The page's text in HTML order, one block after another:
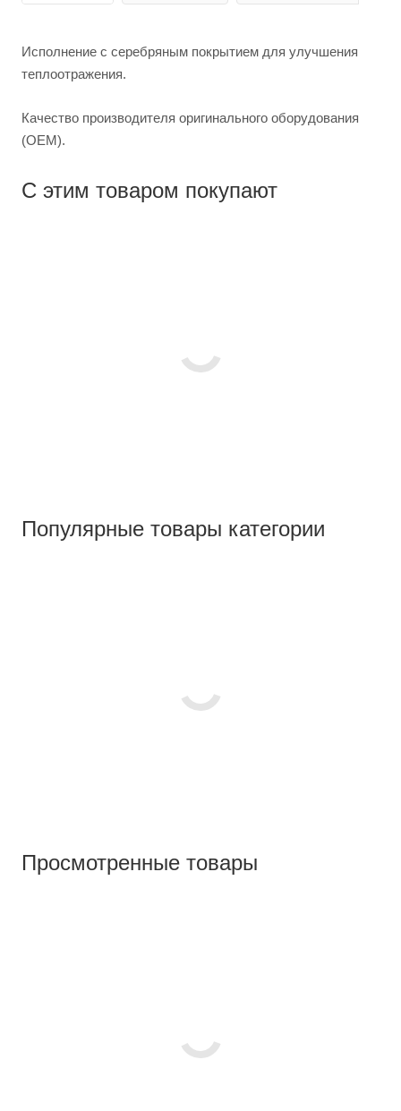
Исполнение с серебряным покрытием для улучшения
теплоотражения.
Качество производителя оригинального оборудования
(OEM).
С этим товаром покупают
Популярные товары категории
Просмотренные товары